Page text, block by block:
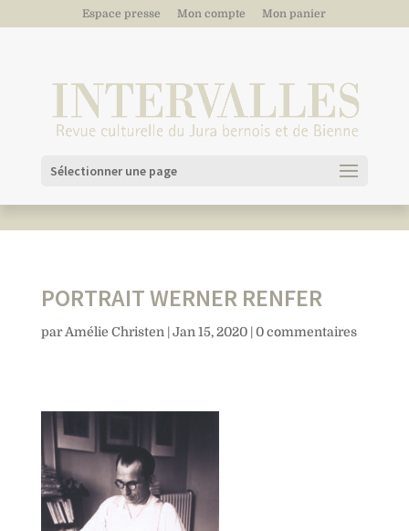
Espace presse Mon compte Mon panier
Sélectionner une page
PORTRAIT WERNER RENFER
parAmélie Christen | Jan 15, 2020| 0 commentaires